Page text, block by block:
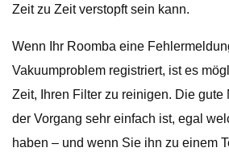
Zeit zu Zeit verstopft sein kann.
Wenn Ihr Roomba eine
Vakuumproblem registriert, ist es
Zeit, Ihren Filter zu reinigen. Die gute
der Vorgang sehr einfach ist, egal
haben – und wenn Sie ihn zu einem